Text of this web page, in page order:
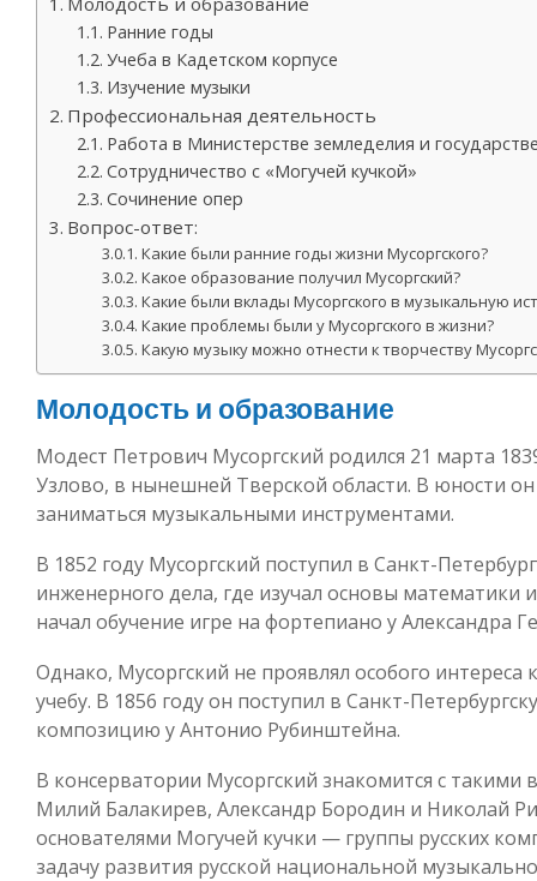
Ранние годы
Учеба в Кадетском корпусе
Изучение музыки
Профессиональная деятельность
Работа в Министерстве земледелия и
Сотрудничество с «Могучей кучкой»
Сочинение опер
Вопрос-ответ:
Какие были ранние годы жизни Мусоргского?
Какое образование получил Мусоргский?
Какие были вклады Мусоргского в музыкальную
Какие проблемы были у Мусоргского в жизни?
Какую музыку можно отнести к творчеству
Молодость и образование
Модест Петрович Мусоргский родился 21 марта
Узлово, в нынешней Тверской области. В юности
заниматься музыкальными инструментами.
В 1852 году Мусоргский поступил в Санкт-
инженерного дела, где изучал основы математики
начал обучение игре на фортепиано у Александра
Однако, Мусоргский не проявлял особого
учебу. В 1856 году он поступил в Санкт-
композицию у Антонио Рубинштейна.
В консерватории Мусоргский знакомится с
Милий Балакирев, Александр Бородин и Николай
основателями Могучей кучки — группы русских
задачу развития русской национальной